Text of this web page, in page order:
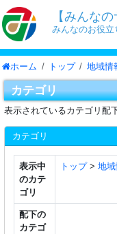
【みんなの
みんなのお役立
ホーム トップ 地域情
カテゴリ
表示されているカテゴリ配
カテゴリ
表示中
のカテ
ゴリ
トップ> 地
配下の
カテゴ